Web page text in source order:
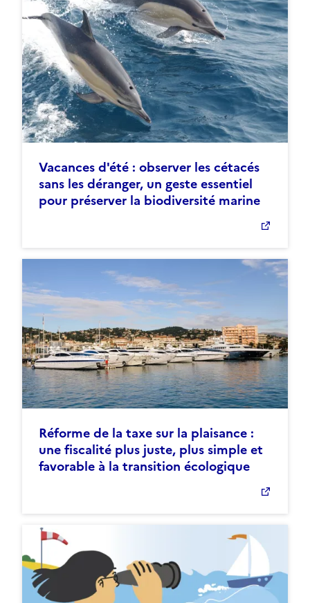
Vacances d'été : observer les cétacés
sans les déranger, un geste essentiel
pour préserver la biodiversité marine
Réforme de la taxe sur la plaisance :
une fiscalité plus juste, plus simple et
favorable à la transition écologique